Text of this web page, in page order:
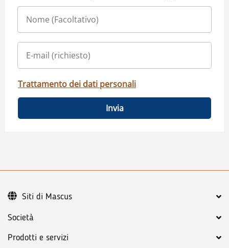
Trattamento dei dati personali
Invia
Società
Prodotti e servizi
Siti di Mascus